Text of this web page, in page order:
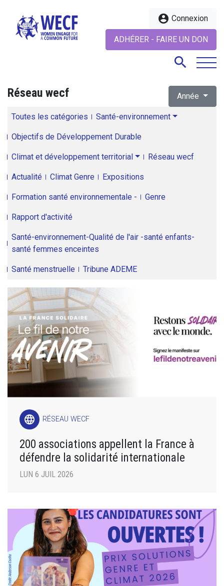
account_circle Connexion
ADHÉRER - FAIRE UN DON
search
Réseau wecf Année
Toutes les catégories Santé-environnement
Objectifs de Développement Durable
Climat et développement territorial Réseau wecf
Actualité Climat Genre Expositions
Formation santé environnementale - Genre
Rapport d'activité
Santé-environnement-Qualité de l'air -santé enfants-
santé femmes enceintes
Santé menstruelle Tribune ADEME
language RÉSEAU WECF
200 associations appellent la France à
défendre la solidarité internationale
LUN 6 JUIL 2026